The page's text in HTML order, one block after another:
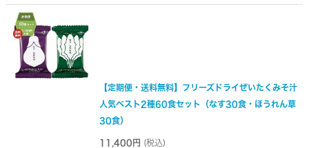
【定期便・送料無料】フリーズドライぜいたくみそ汁
人気ベスト2種60食セット（なす30食・ほうれん草
30食）
11,400円 (税込)